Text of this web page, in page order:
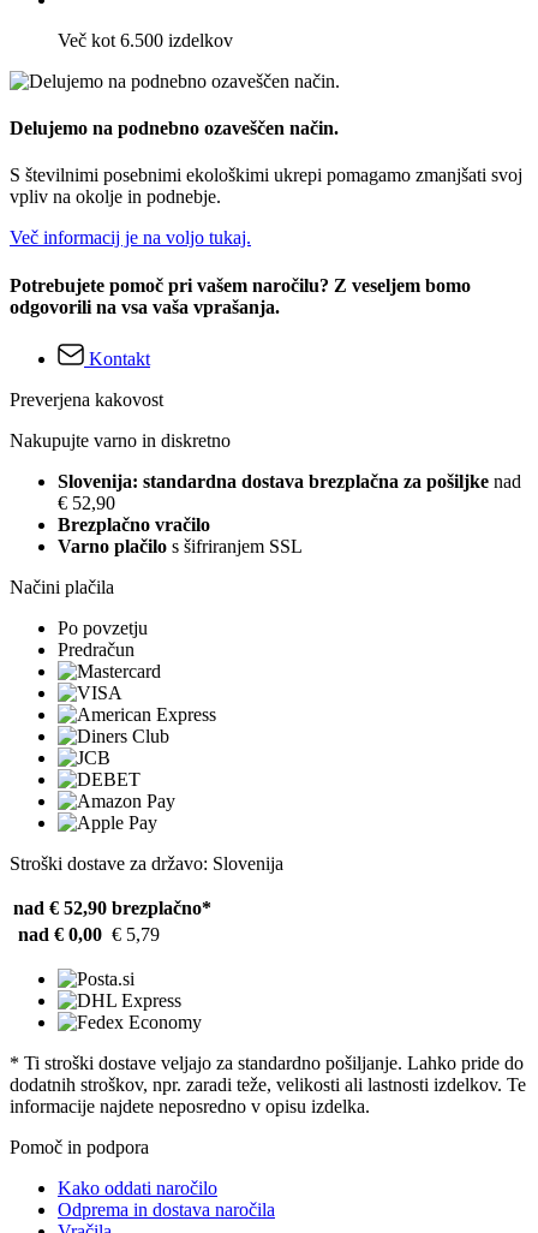
Več kot 6.500 izdelkov
Delujemo na podnebno ozaveščen način.
S številnimi posebnimi ekološkimi ukrepi pomagamo zmanjšati svoj
vpliv na okolje in podnebje.
Več informacij je na voljo tukaj.
Potrebujete pomoč pri vašem naročilu? Z veseljem bomo
odgovorili na vsa vaša vprašanja.
Kontakt
Preverjena kakovost
Nakupujte varno in diskretno
Slovenija: standardna dostava brezplačna za pošiljke nad
€ 52,90
Brezplačno vračilo
Varno plačilo s šifriranjem SSL
Načini plačila
Po povzetju
Predračun
Stroški dostave za državo: Slovenija
nad € 52,90 brezplačno*
nad € 0,00 € 5,79
* Ti stroški dostave veljajo za standardno pošiljanje. Lahko pride do
dodatnih stroškov, npr. zaradi teže, velikosti ali lastnosti izdelkov. Te
informacije najdete neposredno v opisu izdelka.
Pomoč in podpora
Kako oddati naročilo
Odprema in dostava naročila